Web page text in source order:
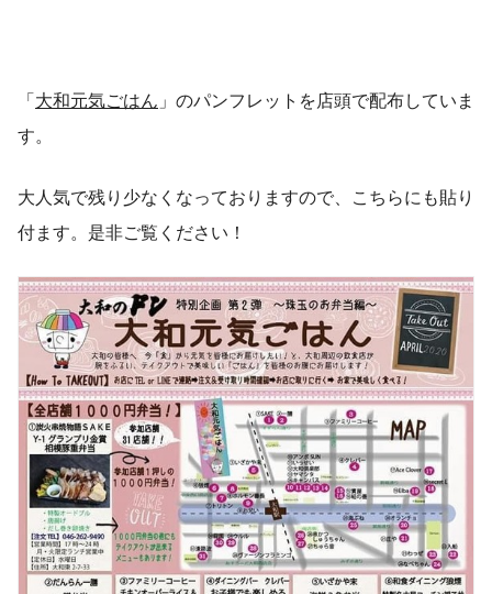
「大和元気ごはん 」のパンフレットを店頭で配布していま
す。
大人気で残り少なくなっておりますので、こちらにも貼り
付ます。是非ご覧ください！